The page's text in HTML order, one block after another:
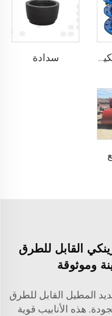
PN10-16 (تفكيك PN10-16) سدادة
القابل للطرق
المطيل القابل للطرق
هذه الأنابيب قوية